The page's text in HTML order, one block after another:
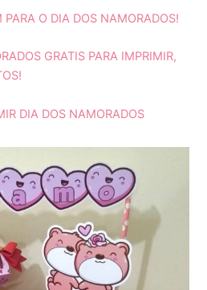
O DIA DOS NAMORADOS!
GRATIS PARA IMPRIMIR,
DIA DOS NAMORADOS